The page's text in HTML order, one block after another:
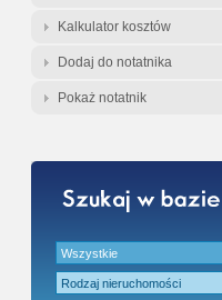
Kalkulator kosztów
Dodaj do notatnika
Pokaż notatnik